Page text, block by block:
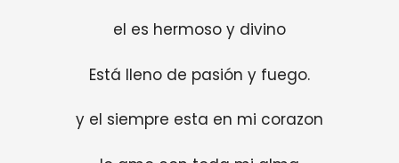
el es hermoso y divino
Está lleno de pasión y fuego.
y el siempre esta en mi corazon